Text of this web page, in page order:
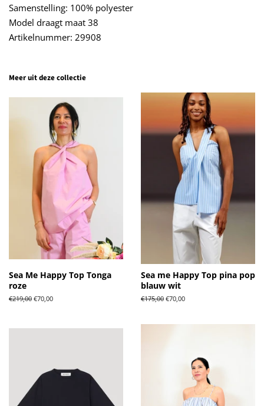
Samenstelling: 100% polyester
Model draagt maat 38
Artikelnummer: 29908
Meer uit deze collectie
Sea Me Happy Top Tonga
roze
Normale
€219,00 Aanbiedingsprijs
€70,00
Sea me Happy Top pina pop
blauw wit
Normale
€175,00 Aanbiedingsprijs
€70,00